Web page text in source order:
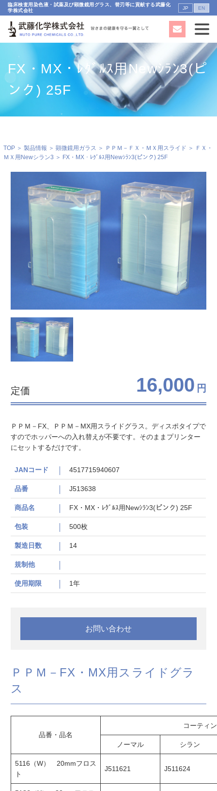
臨床検査用染色液・試薬及び顕微鏡用グラス、替刃等に貢献する武藤化
学株式会社
JP EN
FX・MX・ﾚｸﾞﾙｽ用Newｼﾗﾝ3(ピ
ンク) 25F
TOP＞ 製品情報 ＞ 顕微鏡用ガラス ＞ ＰＰＭ－ＦＸ・ＭＸ用スライド ＞
ＦＸ・
ＭＸ用Newシラン3 ＞ FX・MX・ﾚｸﾞﾙｽ用Newｼﾗﾝ3(ピンク) 25F
定価 16,000 円
ＰＰＭ－FX、ＰＰＭ－MX用スライドグラス。ディスポタイプで
すのでホッパーへの入れ替えが不要です。そのままプリンター
にセットするだけです。
JANコード 4517715940607
品番 J513638
商品名 FX・MX・ﾚｸﾞﾙｽ用Newｼﾗﾝ3(ピンク) 25F
包装 500枚
製造日数 14
規制他
使用期限 1年
お問い合わせ
ＰＰＭ－FX・MX用スライドグラ
ス
品番・品名
コーティ
ノーマル シラン
5116（W） 20mmフロス
ト
J511621 J511624